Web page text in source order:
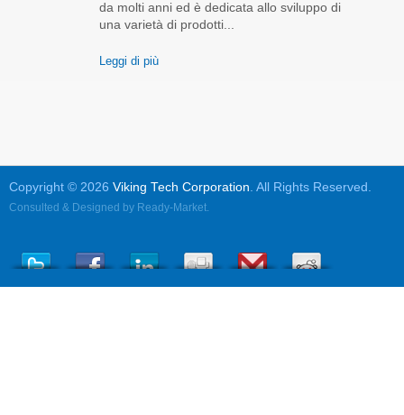
da molti anni ed è dedicata allo sviluppo di
una varietà di prodotti...
Leggi di più
Copyright © 2026 Viking Tech Corporation. All Rights Reserved.
Consulted & Designed by Ready-Market.